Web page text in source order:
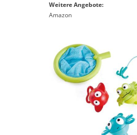
Weitere Angebote:
Amazon